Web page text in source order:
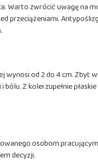
Warto zwrócić uwagę na
przeciążeniami.
od 2 do 4 cm. Zbyt
Z kolei zupełnie
osobom
decyzji.